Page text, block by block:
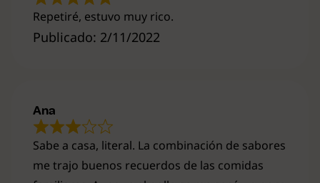
Publicado: 2/11/2022
Repetiré, estuvo muy rico.
Sabe a casa, literal. La combinación de sabores
me trajo buenos recuerdos de las comidas
Ana